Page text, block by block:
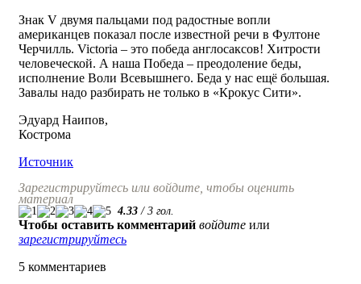
Знак V двумя пальцами под радостные вопли
американцев показал после известной речи в Фултоне
Черчилль. Victoria – это победа англосаксов! Хитрости
человеческой. А наша Победа – преодоление беды,
исполнение Воли Всевышнего. Беда у нас ещё большая.
Завалы надо разбирать не только в «Крокус Сити».
Эдуард Наипов,
Кострома
Источник
Зарегистрируйтесь или войдите, чтобы оценить
материал
4.33 / 3 гол.
Чтобы оставить комментарий войдите или
зарегистрируйтесь
5 комментариев